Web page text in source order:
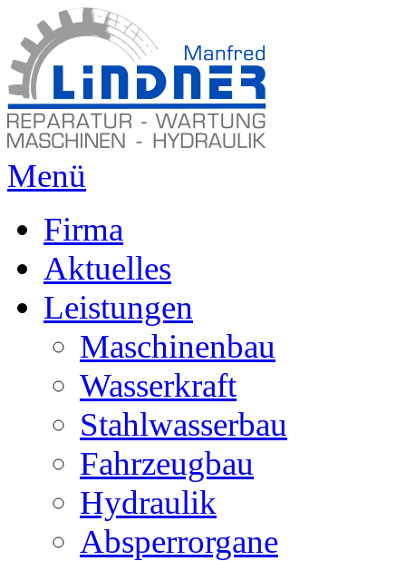
Menü
Firma
Aktuelles
Leistungen
Maschinenbau
Wasserkraft
Stahlwasserbau
Fahrzeugbau
Hydraulik
Absperrorgane